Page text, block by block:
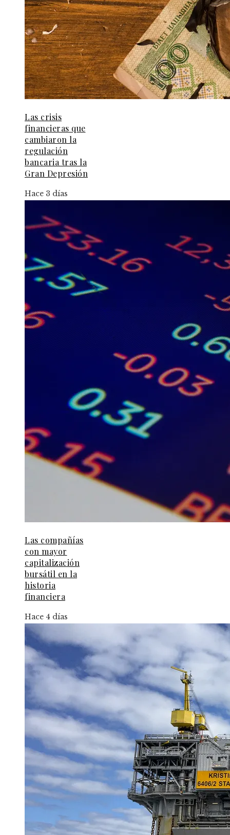
Las crisis
financieras que
cambiaron la
regulación
bancaria tras la
Gran Depresión
Hace 3 días
Las compañías
con mayor
capitalización
bursátil en la
historia
financiera
Hace 4 días